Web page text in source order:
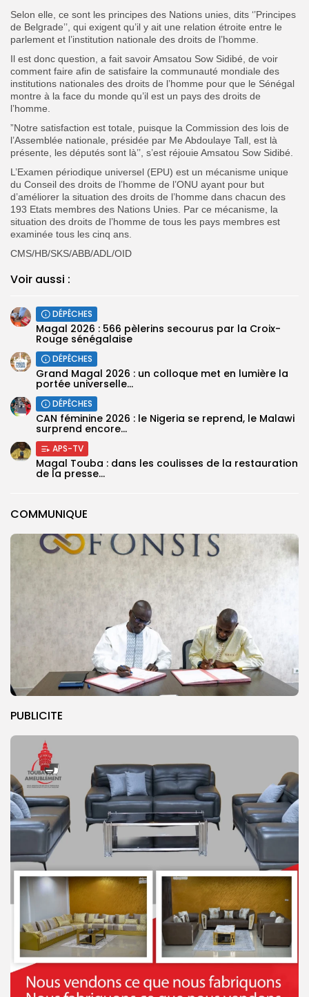
COMMUNIQUE
PUBLICITE
Selon elle, ce sont les principes des Nations unies, dits ‘’Principes
de Belgrade’’, qui exigent qu’il y ait une relation étroite entre le
parlement et l’institution nationale des droits de l’homme.
Il est donc question, a fait savoir Amsatou Sow Sidibé, de voir
comment faire afin de satisfaire la communauté mondiale des
institutions nationales des droits de l’homme pour que le Sénégal
montre à la face du monde qu’il est un pays des droits de
l’homme.
”Notre satisfaction est totale, puisque la Commission des lois de
l’Assemblée nationale, présidée par Me Abdoulaye Tall, est là
présente, les députés sont là’’, s’est réjouie Amsatou Sow Sidibé.
L’Examen périodique universel (EPU) est un mécanisme unique
du Conseil des droits de l’homme de l’ONU ayant pour but
d’améliorer la situation des droits de l’homme dans chacun des
193 Etats membres des Nations Unies. Par ce mécanisme, la
situation des droits de l’homme de tous les pays membres est
examinée tous les cinq ans.
CMS/HB/SKS/ABB/ADL/OID
Voir aussi :
DÉPÊCHES
Magal 2026 : 566 pèlerins secourus par la Croix-
Rouge sénégalaise
DÉPÊCHES
Grand Magal 2026 : un colloque met en lumière la
portée universelle...
DÉPÊCHES
‎CAN féminine 2026 : le Nigeria se reprend, le Malawi
surprend encore...
APS-TV
Magal Touba : dans les coulisses de la restauration
de la presse...